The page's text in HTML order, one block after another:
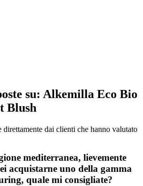
su: Alkemilla Eco Bio
Blush
dai clienti che hanno valutato
mediterranea, lievemente
acquistarne uno della gamma
quale mi consigliate?